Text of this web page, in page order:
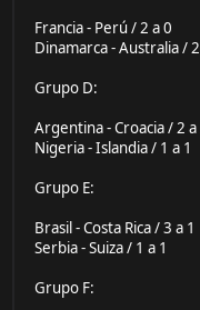
Francia - Perú / 2 a 0
Dinamarca - Australia / 2
Grupo D:
Argentina - Croacia / 2 a
Nigeria - Islandia / 1 a 1
Grupo E:
Brasil - Costa Rica / 3 a 1
Serbia - Suiza / 1 a 1
Grupo F: